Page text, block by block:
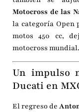
Motocross de las
la categoría Open
motos 450 cc,
motocross mundial.
Un impulso
Ducati en
El regreso de